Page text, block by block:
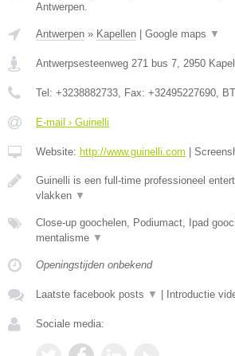
Antwerpen.
Antwerpen » Kapellen Google maps ▼
Antwerpsesteenweg 271 bus 7, 2950
Tel: +3238882733, Fax: +32495227690,
E-mail › Guinelli
Website: http://www.guinelli.com
Guinelli is een full-time professioneel
vlakken ▼
Close-up goochelen, Podiumact, Ipad
mentalisme ▼
Openingstijden onbekend
Laatste facebook posts ▼ Introductie
Sociale media: